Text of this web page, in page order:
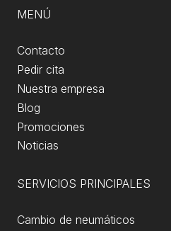
MENÚ
Contacto
Pedir cita
Nuestra empresa
Blog
Promociones
Noticias
SERVICIOS PRINCIPALES
Cambio de neumáticos